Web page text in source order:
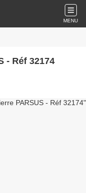
MENU
- Réf 32174